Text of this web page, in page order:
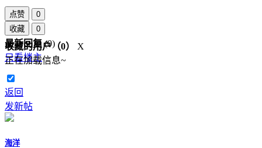
点赞
0
收藏
0
收藏的用户（0）
X
正在加载信息~
最新回复(0)
只看楼主
返回
发新帖
海洋